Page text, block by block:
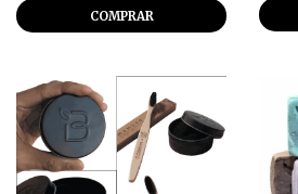
COMPRAR